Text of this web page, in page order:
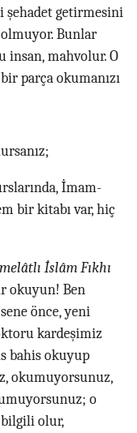
getirmesini
Bunlar
insan, mahvolur. O
parça okumanızı
İmam-
bir kitabı var, hiç
İslâm Fıkhı
okuyun! Ben
önce, yeni
kardeşimiz
bahis okuyup
okumuyorsunuz,
o
bilgili olur,